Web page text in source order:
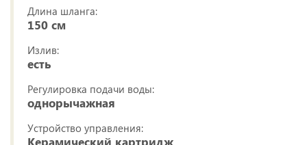
Длина шланга:
150 см
Излив:
есть
Регулировка подачи воды:
однорычажная
Устройство управления: